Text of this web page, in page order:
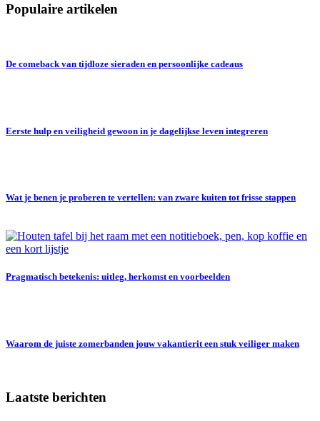
Populaire artikelen
De comeback van tijdloze sieraden en persoonlijke cadeaus
Eerste hulp en veiligheid gewoon in je dagelijkse leven integreren
Wat je benen je proberen te vertellen: van zware kuiten tot frisse stappen
Pragmatisch betekenis: uitleg, herkomst en voorbeelden
Waarom de juiste zomerbanden jouw vakantierit een stuk veiliger maken
Laatste berichten